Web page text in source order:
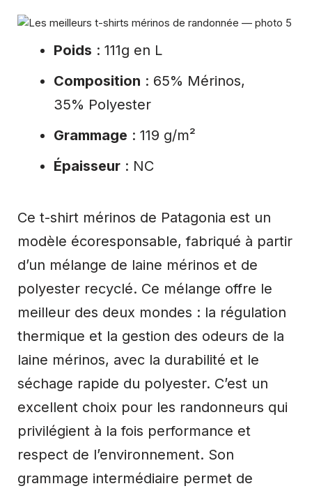
Poids : 111g en L
Composition : 65% Mérinos,
35% Polyester
Grammage : 119 g/m²
Épaisseur: NC
Ce t-shirt mérinos de Patagonia est un
modèle écoresponsable, fabriqué à partir
d’un mélange de laine mérinos et de
polyester recyclé. Ce mélange offre le
meilleur des deux mondes : la régulation
thermique et la gestion des odeurs de la
laine mérinos, avec la durabilité et le
séchage rapide du polyester. C’est un
excellent choix pour les randonneurs qui
privilégient à la fois performance et
respect de l’environnement. Son
grammage intermédiaire permet de